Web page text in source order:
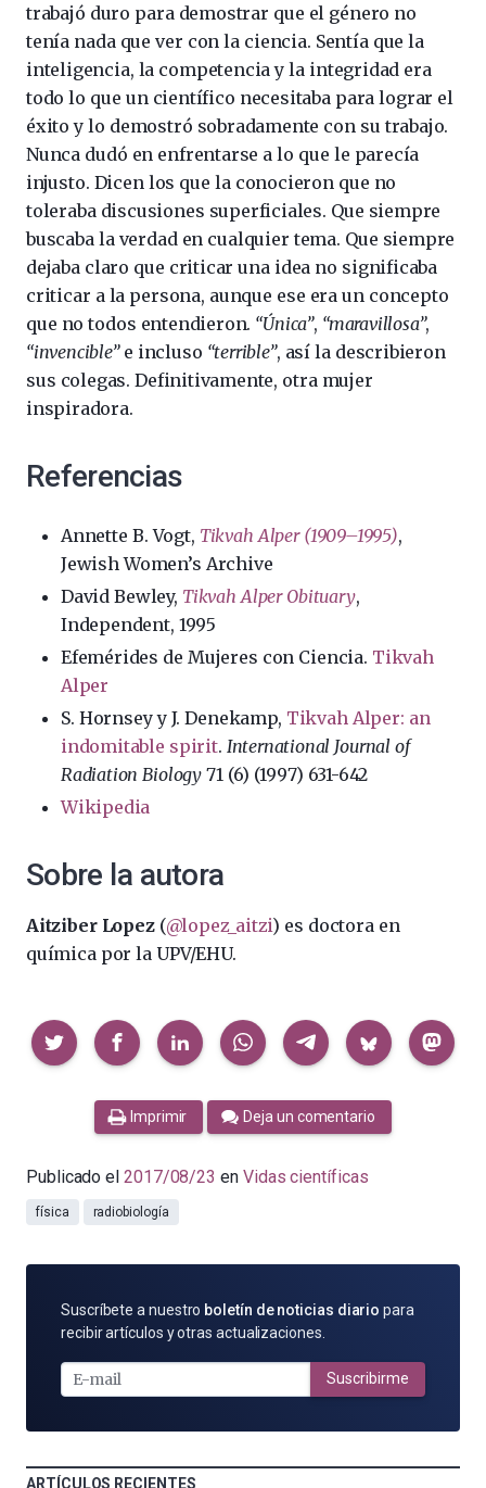
trabajó duro para demostrar que el género no
tenía nada que ver con la ciencia. Sentía que la
inteligencia, la competencia y la integridad era
todo lo que un científico necesitaba para lograr el
éxito y lo demostró sobradamente con su trabajo.
Nunca dudó en enfrentarse a lo que le parecía
injusto. Dicen los que la conocieron que no
toleraba discusiones superficiales. Que siempre
buscaba la verdad en cualquier tema. Que siempre
dejaba claro que criticar una idea no significaba
criticar a la persona, aunque ese era un concepto
que no todos entendieron. “Única”, “maravillosa”,
“invencible”e incluso “terrible”, así la describieron
sus colegas. Definitivamente, otra mujer
inspiradora.
Referencias
Annette B. Vogt, Tikvah Alper (1909–1995),
Jewish Women’s Archive
David Bewley, Tikvah Alper Obituary,
Independent, 1995
Efemérides de Mujeres con Ciencia. Tikvah
Alper
S. Hornsey y J. Denekamp, Tikvah Alper: an
indomitable spirit. International Journal of
Radiation Biology71 (6) (1997) 631-642
Wikipedia
Sobre la autora
Aitziber Lopez(@lopez_aitzi) es doctora en
química por la UPV/EHU.
Compartir
Imprimir Deja un comentario
Publicado el 2017/08/23 en Vidas científicas
física radiobiología
SUSCRÍBETE
POR
MAIL
Suscríbete a nuestro boletín de noticias diario para
recibir artículos y otras actualizaciones.
Suscribirme
ARTÍCULOS RECIENTES